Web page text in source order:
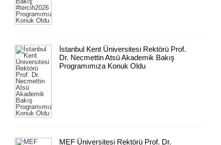
İstanbul Kent Üniversitesi Rektörü Prof.
Dr. Necmettin Atsü Akademik Bakış
Programımıza Konuk Oldu
MEF Üniversitesi Rektörü Prof. Dr.